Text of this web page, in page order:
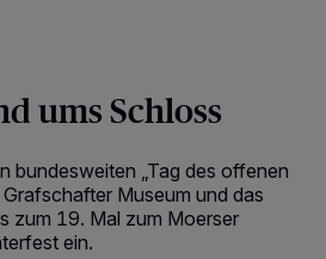
ums Schloss
bundesweiten „Tag des offenen
Museum und das
zum 19. Mal zum Moerser
ein.
speichern und greifen auf
wie Browserdaten oder eindeutige
zu. Durch Auswahl von OK aktivieren Sie